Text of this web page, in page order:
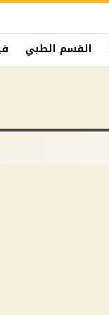
القسم الطبي